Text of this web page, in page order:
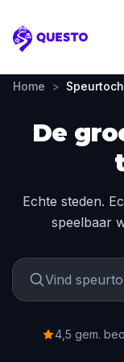
Questo
Home >
De
Echte steden.
speelbaar
4,5 gem.